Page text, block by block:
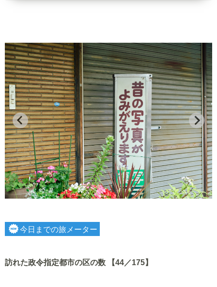
今日までの旅メーター
訪れた政令指定都市の区の数 【44／175】